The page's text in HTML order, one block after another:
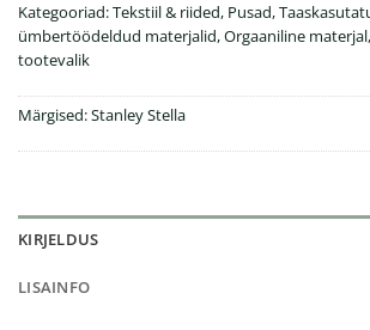
Kategooriad:Tekstiil & riided, Pusad,
ümbertöödeldud materjalid,Orgaaniline materjal,
tootevalik
Märgised:Stanley Stella
KIRJELDUS
LISAINFO